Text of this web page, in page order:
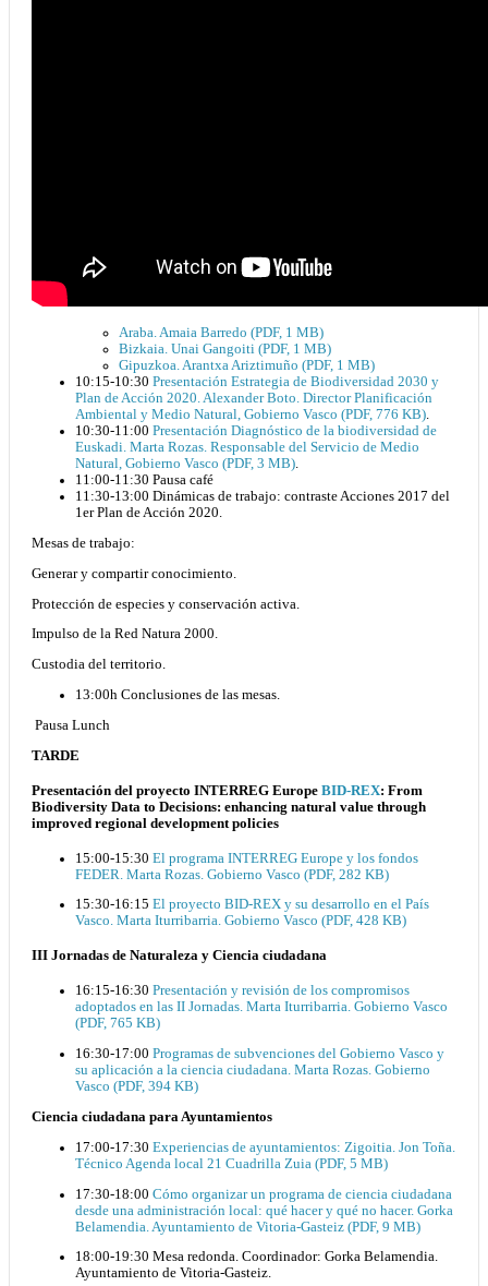
Araba. Amaia Barredo (PDF, 1 MB)
Bizkaia. Unai Gangoiti (PDF, 1 MB)
Gipuzkoa. Arantxa Ariztimuño (PDF, 1 MB)
10:15-10:30 Presentación Estrategia de Biodiversidad 2030 y
Plan de Acción 2020. Alexander Boto. Director Planificación
Ambiental y Medio Natural, Gobierno Vasco (PDF, 776 KB).
10:30-11:00 Presentación Diagnóstico de la biodiversidad de
Euskadi. Marta Rozas. Responsable del Servicio de Medio
Natural, Gobierno Vasco (PDF, 3 MB).
11:00-11:30 Pausa café
11:30-13:00 Dinámicas de trabajo: contraste Acciones 2017 del
1er Plan de Acción 2020.
Mesas de trabajo:
Generar y compartir conocimiento.
Protección de especies y conservación activa.
Impulso de la Red Natura 2000.
Custodia del territorio.
13:00h Conclusiones de las mesas.
Pausa Lunch
TARDE
Presentación del proyecto INTERREG Europe BID-REX: From
Biodiversity Data to Decisions: enhancing natural value through
improved regional development policies
15:00-15:30 El programa INTERREG Europe y los fondos
FEDER. Marta Rozas. Gobierno Vasco (PDF, 282 KB)
15:30-16:15 El proyecto BID-REX y su desarrollo en el País
Vasco. Marta Iturribarria. Gobierno Vasco (PDF, 428 KB)
III Jornadas de Naturaleza y Ciencia ciudadana
16:15-16:30 Presentación y revisión de los compromisos
adoptados en las II Jornadas. Marta Iturribarria. Gobierno Vasco
(PDF, 765 KB)
16:30-17:00 Programas de subvenciones del Gobierno Vasco y
su aplicación a la ciencia ciudadana. Marta Rozas. Gobierno
Vasco (PDF, 394 KB)
Ciencia ciudadana para Ayuntamientos
17:00-17:30 Experiencias de ayuntamientos: Zigoitia. Jon Toña.
Técnico Agenda local 21 Cuadrilla Zuia (PDF, 5 MB)
17:30-18:00 Cómo organizar un programa de ciencia ciudadana
desde una administración local: qué hacer y qué no hacer. Gorka
Belamendia. Ayuntamiento de Vitoria-Gasteiz (PDF, 9 MB)
18:00-19:30 Mesa redonda. Coordinador: Gorka Belamendia.
Ayuntamiento de Vitoria-Gasteiz.